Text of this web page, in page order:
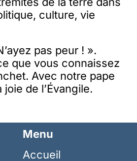
culture, vie
pas peur ! ».
que vous connaissez
Avec notre pape
de l’Évangile.
Menu
Accueil